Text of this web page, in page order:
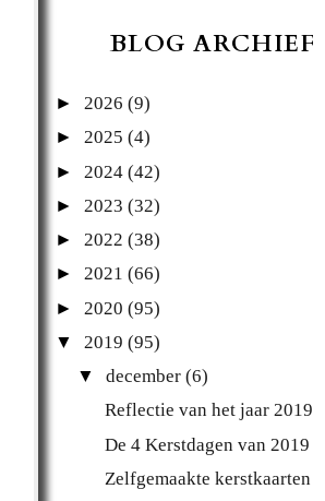
BLOG ARCHIEF
► 2026 (9)
► 2025 (4)
► 2024 (42)
► 2023 (32)
► 2022 (38)
► 2021 (66)
► 2020 (95)
▼
2019 (95)
▼
december (6)
Reflectie van het jaar 2019
De 4 Kerstdagen van 2019
Zelfgemaakte kerstkaarten